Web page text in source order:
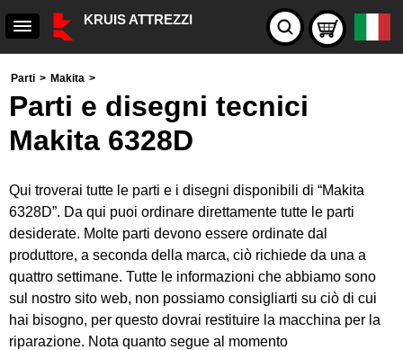
KRUIS ATTREZZI
Parti > Makita >
Parti e disegni tecnici
Makita 6328D
Qui troverai tutte le parti e i disegni disponibili di “Makita
6328D”. Da qui puoi ordinare direttamente tutte le parti
desiderate. Molte parti devono essere ordinate dal
produttore, a seconda della marca, ciò richiede da una a
quattro settimane. Tutte le informazioni che abbiamo sono
sul nostro sito web, non possiamo consigliarti su ciò di cui
hai bisogno, per questo dovrai restituire la macchina per la
riparazione. Nota quanto segue al momento